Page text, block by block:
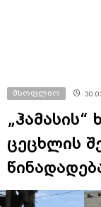
მსოფლიო
ცეცხლის